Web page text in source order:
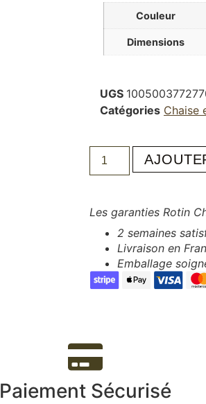
Couleur
Dimensions
UGS
Catégories Chaise
Les garanties Rotin
2 semaines
Livraison en
Emballage
Paiement Sécurisé